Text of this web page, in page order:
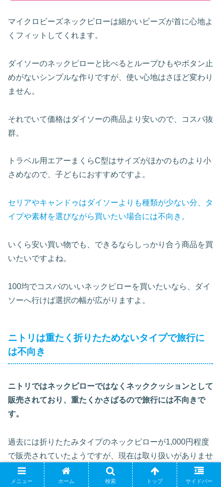
マイクロビーズネックピローは細かいビーズが首に心地よ
くフィットしてくれます。
ダイソーのネックピローと比べるとループひもやボタン止
めがないシンプルな作りですが、使い心地はさほど変わり
ません。
それでいて価格はダイソーの商品より安いので、コスパ抜
群。
トラベル用エアーまくらC型はサイズがほかのものより小
さめなので、子どもにおすすめですよ。
セリアやキャンドゥはダイソーよりも種類が少ない分、タ
イプや素材を選びながら買いたい場合には不向き。
いくら安い買い物でも、できるならしっかり合う商品を買
いたいですよね。
100均でコスパのいいネックピローを買いたいなら、ダイ
ソーへ行けば選択の幅が広がりますよ。
ニトリは重たく折りたためないタイプで旅行に
は不向き
ニトリではネックピローではなくネッククッションとして
販売されており、重たくかさばるので旅行には不向きで
す。
過去には折りたたみタイプのネックピローが1,000円程度
で販売されていたようですが、現在は取り扱いがありませ
ん。
メニュー ホーム 検索 トップ サイドバー